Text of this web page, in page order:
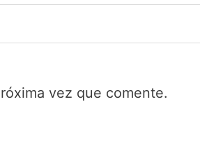
vez que comente.